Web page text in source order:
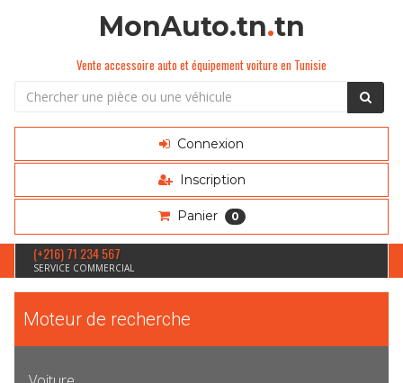
MonAuto.tn.tn
Vente accessoire auto et équipement voiture en Tunisie
Connexion
Inscription
Panier 0
(+216) 71 234 567
SERVICE COMMERCIAL
Moteur de recherche